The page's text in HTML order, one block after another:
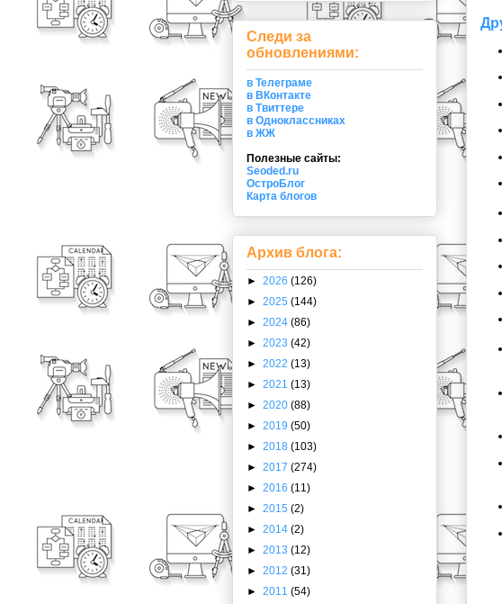
Следи за
обновлениями:
в Телеграме
в ВКонтакте
в Твиттере
в Одноклассниках
в ЖЖ
Полезные сайты:
Seoded.ru
ОстроБлог
Карта блогов
Архив блога:
► 2026 (126)
► 2025 (144)
► 2024 (86)
► 2023 (42)
► 2022 (13)
► 2021 (13)
► 2020 (88)
► 2019 (50)
► 2018 (103)
► 2017 (274)
► 2016 (11)
► 2015 (2)
► 2014 (2)
► 2013 (12)
► 2012 (31)
► 2011 (54)